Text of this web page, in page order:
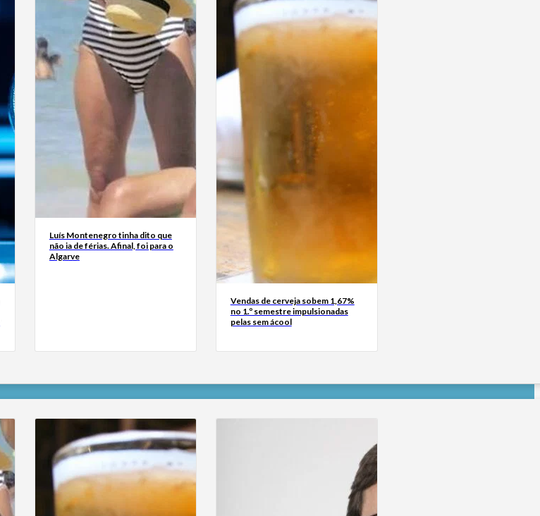
Luís Montenegro tinha dito que
não ia de férias. Afinal, foi para o
Algarve
Vendas de cerveja sobem 1,67%
no 1.º semestre impulsionadas
pelas sem ácool